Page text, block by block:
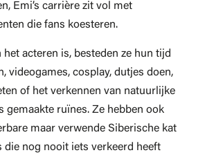
Emi’s carrière zit vol met
die fans koesteren.
acteren is, besteden ze hun tijd
videogames, cosplay, dutjes doen,
of het verkennen van natuurlijke
gemaakte ruïnes. Ze hebben ook
maar verwende Siberische kat
die nog nooit iets verkeerd heeft